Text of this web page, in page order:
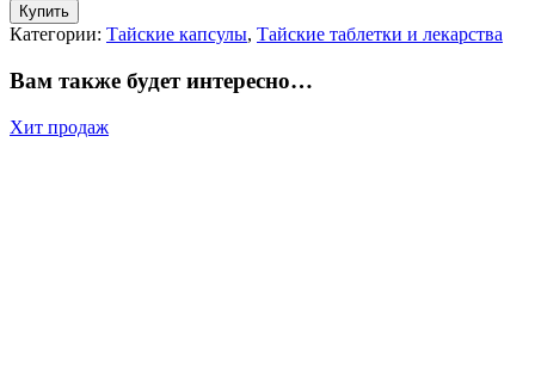
Купить
Категории: Тайские капсулы, Тайские таблетки и лекарства
Вам также будет интересно…
Хит продаж